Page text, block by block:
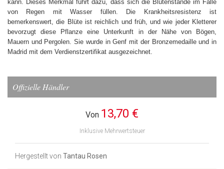
kann. Dieses Merkmal führt dazu, dass sich die Blütenstände im Falle
von Regen mit Wasser füllen. Die Krankheitsresistenz ist
bemerkenswert, die Blüte ist reichlich und früh, und wie jeder Kletterer
bevorzugt diese Pflanze eine Unterkunft in der Nähe von Bögen,
Mauern und Pergolen. Sie wurde in Genf mit der Bronzemedaille und in
Madrid mit dem Verdienstzertifikat ausgezeichnet.
Offizielle Händler
Von 13,70 €
Inklusive Mehrwertsteuer
Hergestellt von Tantau Rosen